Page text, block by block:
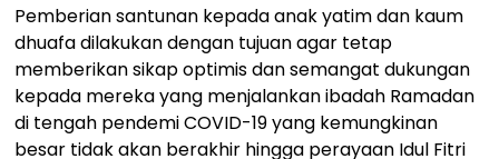
Pemberian santunan kepada anak yatim dan kaum
dhuafa dilakukan dengan tujuan agar tetap
memberikan sikap optimis dan semangat dukungan
kepada mereka yang menjalankan ibadah Ramadan
di tengah pendemi COVID-19 yang kemungkinan
besar tidak akan berakhir hingga perayaan Idul Fitri